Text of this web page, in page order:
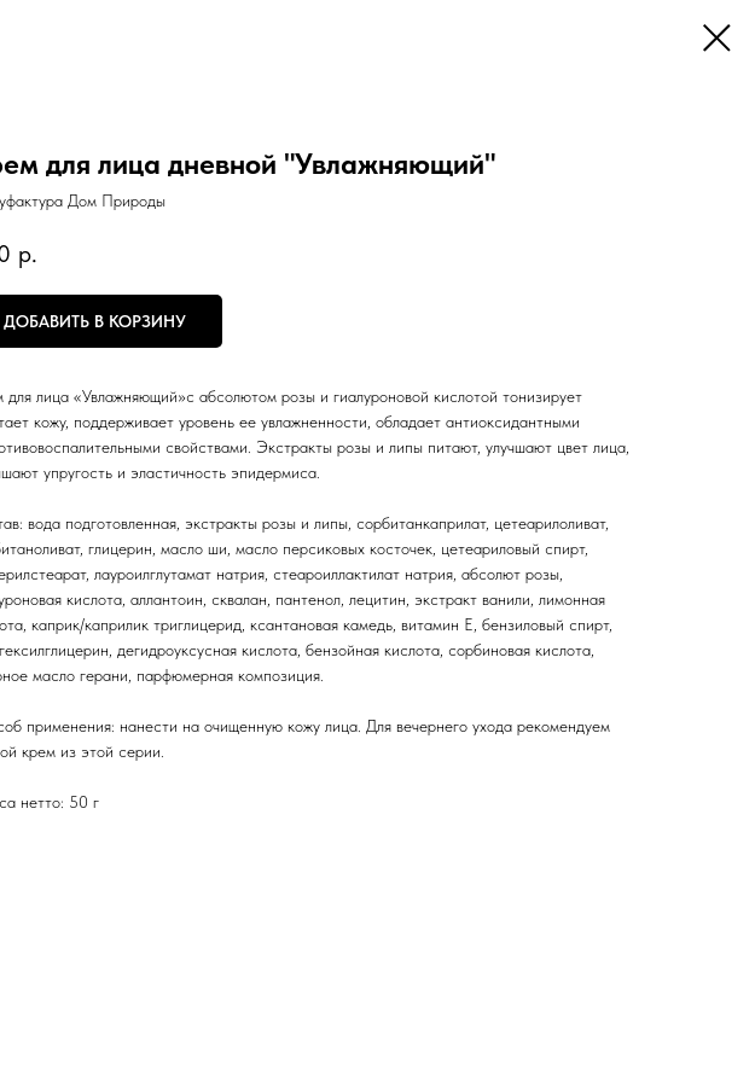
для лица дневной "Увлажняющий"
Дом Природы
р.
ДОБАВИТЬ В КОРЗИНУ
для лица «Увлажняющий»с абсолютом розы и гиалуроновой кислотой тонизирует
кожу, поддерживает уровень ее увлажненности, обладает антиоксидантными
свойствами. Экстракты розы и липы питают, улучшают цвет лица,
упругость и эластичность эпидермиса.
вода подготовленная, экстракты розы и липы, сорбитанкаприлат, цетеарилоливат,
глицерин, масло ши, масло персиковых косточек, цетеариловый спирт,
лауроилглутамат натрия, стеароиллактилат натрия, абсолют розы,
кислота, аллантоин, сквалан, пантенол, лецитин, экстракт ванили, лимонная
каприк/каприлик триглицерид, ксантановая камедь, витамин Е, бензиловый спирт,
дегидроуксусная кислота, бензойная кислота, сорбиновая кислота,
масло герани, парфюмерная композиция.
применения: нанести на очищенную кожу лица. Для вечернего ухода рекомендуем
крем из этой серии.
нетто: 50 г